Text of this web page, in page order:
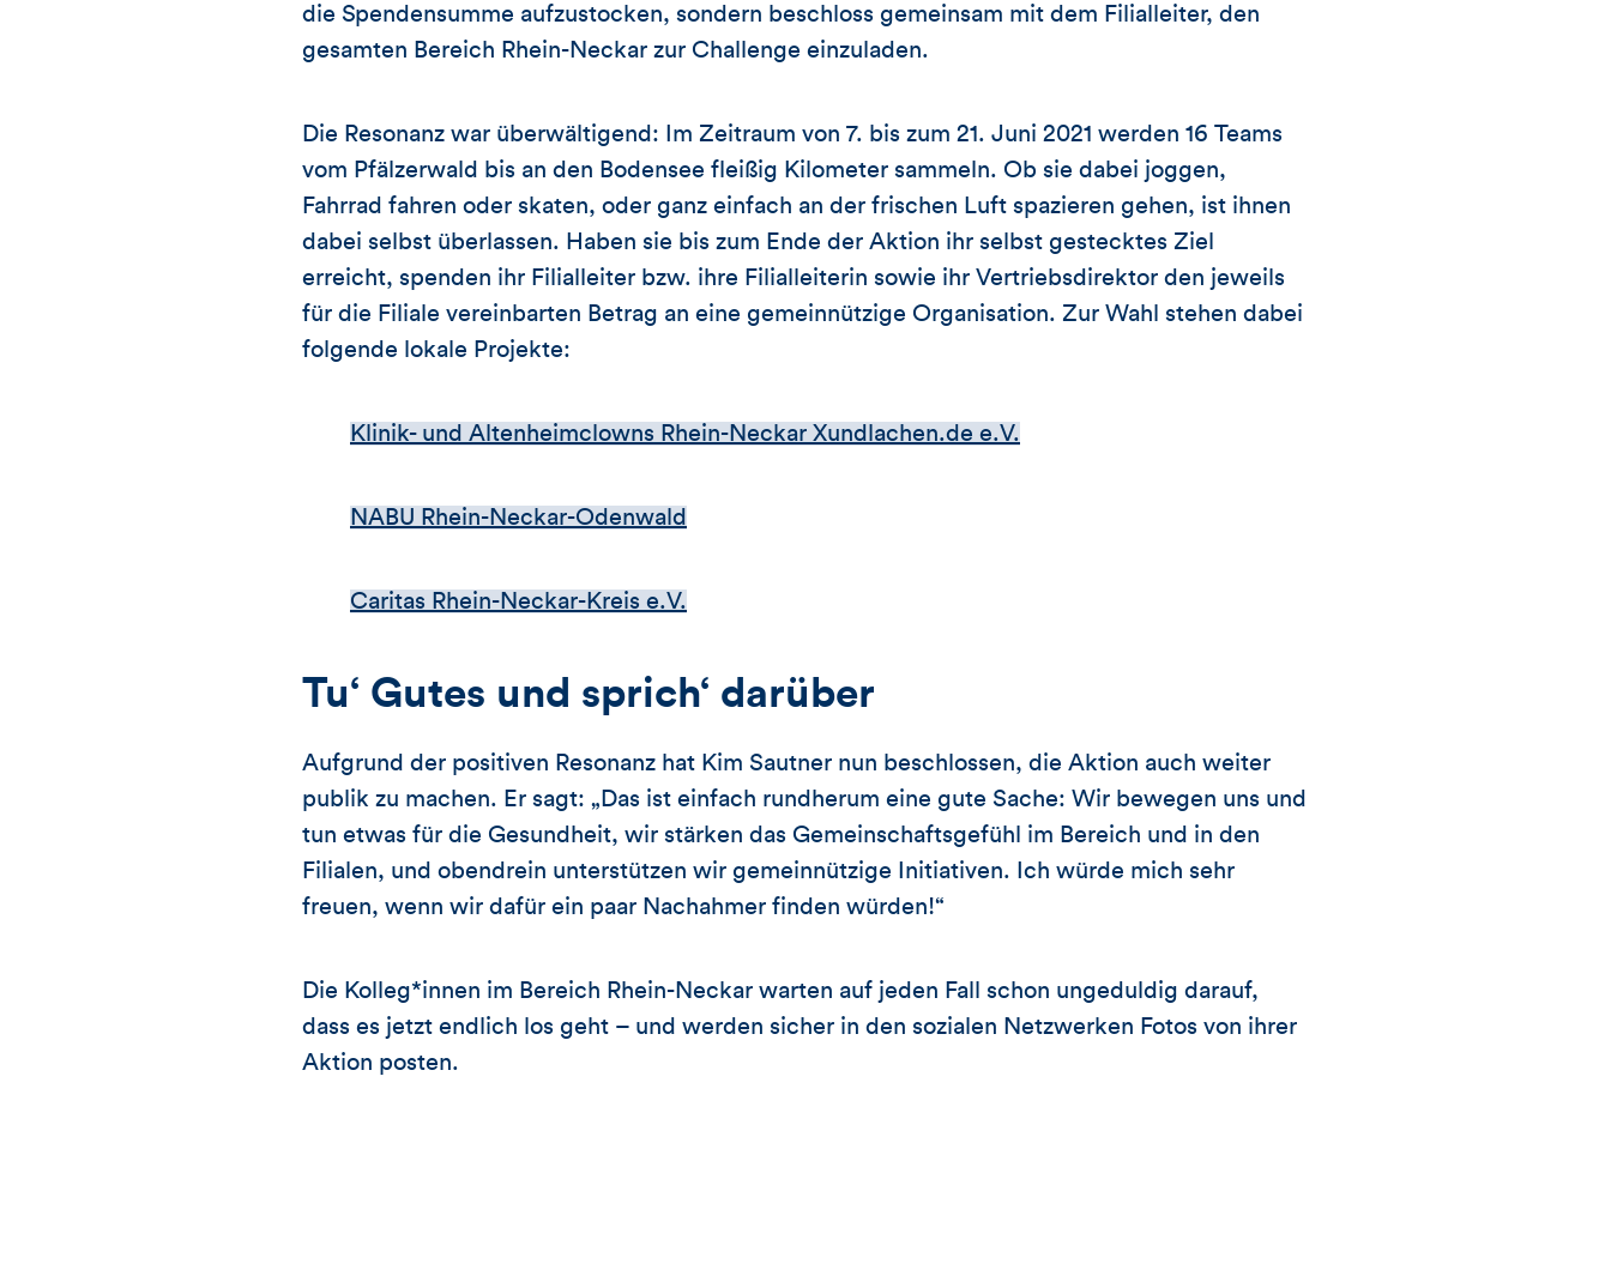
die Spendensumme aufzustocken, sondern beschloss gemeinsam mit dem Filialleiter, den
gesamten Bereich Rhein-Neckar zur Challenge einzuladen.
Die Resonanz war überwältigend: Im Zeitraum von 7. bis zum 21. Juni 2021 werden 16 Teams
vom Pfälzerwald bis an den Bodensee fleißig Kilometer sammeln. Ob sie dabei joggen,
Fahrrad fahren oder skaten, oder ganz einfach an der frischen Luft spazieren gehen, ist ihnen
dabei selbst überlassen. Haben sie bis zum Ende der Aktion ihr selbst gestecktes Ziel
erreicht, spenden ihr Filialleiter bzw. ihre Filialleiterin sowie ihr Vertriebsdirektor den jeweils
für die Filiale vereinbarten Betrag an eine gemeinnützige Organisation. Zur Wahl stehen dabei
folgende lokale Projekte:
Klinik- und Altenheimclowns Rhein-Neckar Xundlachen.de e.V.
NABU Rhein-Neckar-Odenwald
Caritas Rhein-Neckar-Kreis e.V.
Tu‘ Gutes und sprich‘ darüber
Aufgrund der positiven Resonanz hat Kim Sautner nun beschlossen, die Aktion auch weiter
publik zu machen. Er sagt: „Das ist einfach rundherum eine gute Sache: Wir bewegen uns und
tun etwas für die Gesundheit, wir stärken das Gemeinschaftsgefühl im Bereich und in den
Filialen, und obendrein unterstützen wir gemeinnützige Initiativen. Ich würde mich sehr
freuen, wenn wir dafür ein paar Nachahmer finden würden!“
Die Kolleg*innen im Bereich Rhein-Neckar warten auf jeden Fall schon ungeduldig darauf,
dass es jetzt endlich los geht – und werden sicher in den sozialen Netzwerken Fotos von ihrer
Aktion posten.